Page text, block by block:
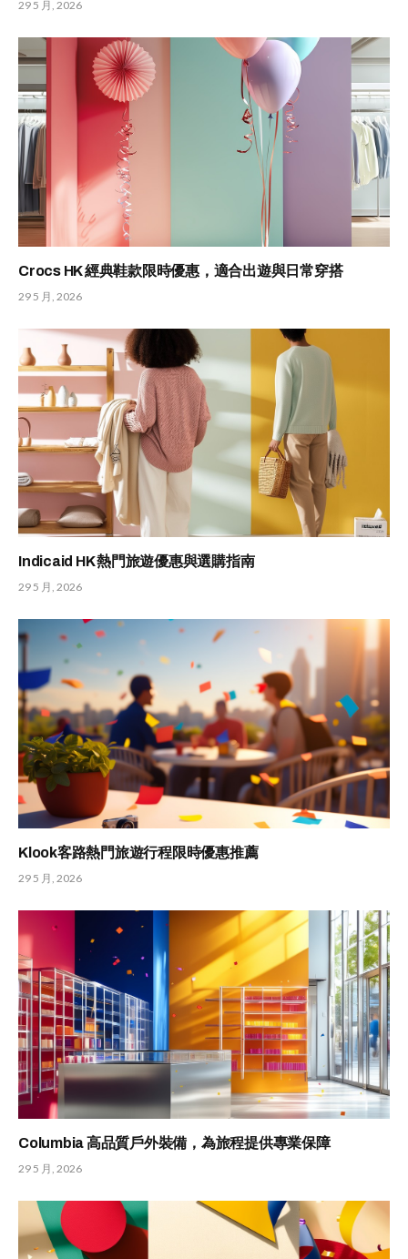
29 5 月, 2026
Crocs HK 經典鞋款限時優惠，適合出遊與日常穿搭
29 5 月, 2026
Indicaid HK 熱門旅遊優惠與選購指南
29 5 月, 2026
Klook客路熱門旅遊行程限時優惠推薦
29 5 月, 2026
Columbia 高品質戶外裝備，為旅程提供專業保障
29 5 月, 2026